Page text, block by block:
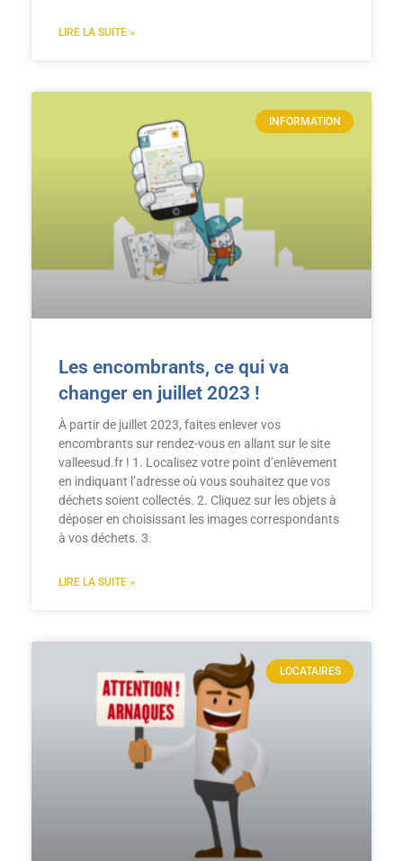
LIRE LA SUITE »
INFORMATION
Les encombrants, ce qui va
changer en juillet 2023 !
À partir de juillet 2023, faites enlever vos
encombrants sur rendez-vous en allant sur le site
valleesud.fr ! 1. Localisez votre point d’enlèvement
en indiquant l’adresse où vous souhaitez que vos
déchets soient collectés. 2. Cliquez sur les objets à
déposer en choisissant les images correspondants
à vos déchets. 3.
LIRE LA SUITE »
LOCATAIRES